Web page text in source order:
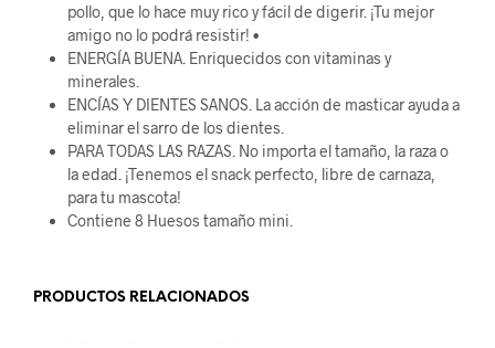
pollo, que lo hace muy rico y fácil de digerir. ¡Tu mejor
amigo no lo podrá resistir! •
ENERGÍA BUENA. Enriquecidos con vitaminas y
minerales.
ENCÍAS Y DIENTES SANOS. La acción de masticar ayuda a
eliminar el sarro de los dientes.
PARA TODAS LAS RAZAS. No importa el tamaño, la raza o
la edad. ¡Tenemos el snack perfecto, libre de carnaza,
para tu mascota!
Contiene 8 Huesos tamaño mini.
PRODUCTOS RELACIONADOS